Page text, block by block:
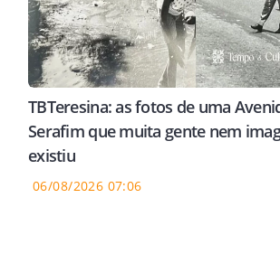
TBTeresina: as fotos de uma
Serafim que muita gente nem
existiu
06/08/2026 07:06